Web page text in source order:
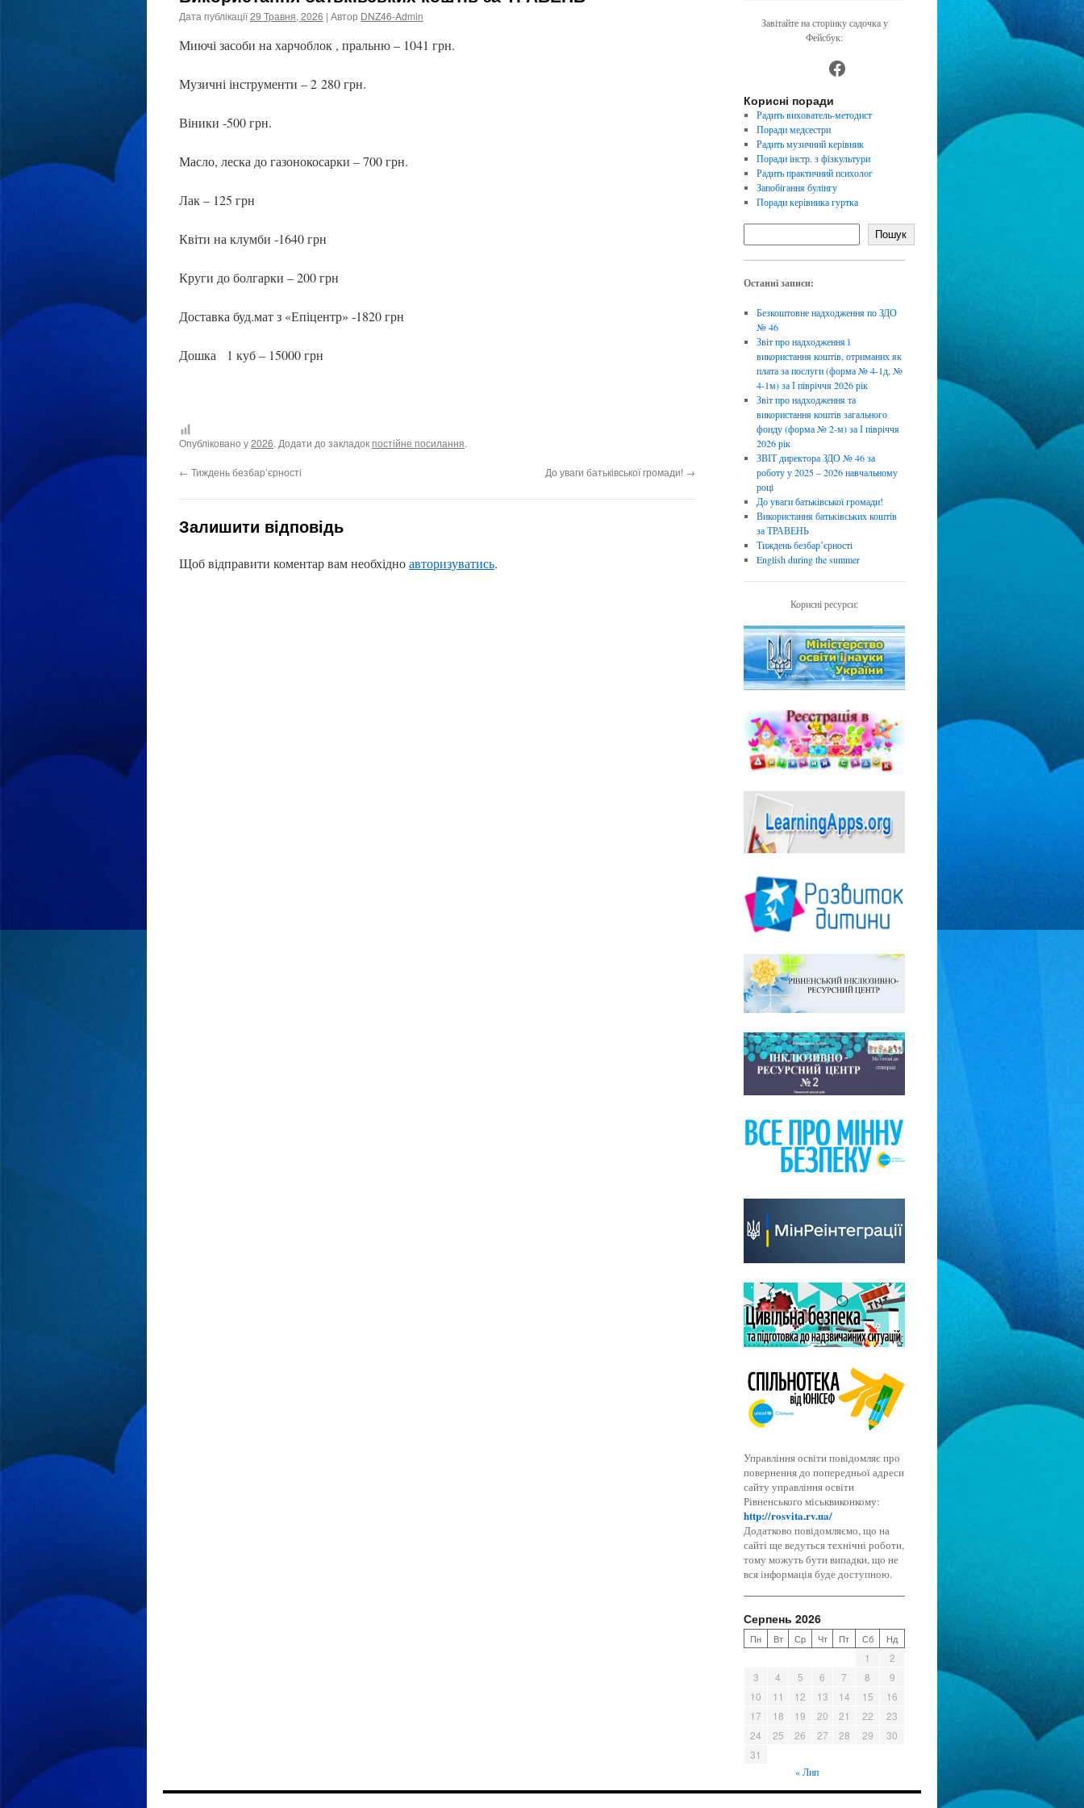
Дата публікації29 Травня, 2026 | Автор DNZ46-Admin
Миючі засоби на харчоблок , пральню – 1041 грн.
Музичні інструменти – 2 280 грн.
Віники -500 грн.
Масло, леска до газонокосарки – 700 грн.
Лак – 125 грн
Квіти на клумби -1640 грн
Круги до болгарки – 200 грн
Доставка буд.матз «Епіцентр» -1820 грн
Дошка 1 куб – 15000 грн
Опубліковано у2026. Додати до закладокпостійне посилання.
← Тиждень безбарʼєрності До уваги батьківської громади! →
Залишити відповідь
Щоб відправити коментар вам необхідноавторизуватись.
Завітайте на сторінку садочка у
Фейсбук:
https://www.facebook.com/
Корисні поради
Радить вихователь-методист
Поради медсестри
Радить музичний керівник
Поради інстр. з фізкультури
Радить практичний психолог
Запобігання булінгу
Поради керівника гуртка
Пошук
Останні записи:
Безкоштовне надходження по ЗДО
№ 46
Звіт про надходження і
використання коштів, отриманих як
плата за послуги (форма № 4-1д, №
4-1м) за І півріччя 2026 рік
Звіт про надходження та
використання коштів загального
фонду (форма № 2-м) за І півріччя
2026 рік
ЗВІТ директора ЗДО № 46 за
роботу у 2025 – 2026 навчальному
році
До уваги батьківської громади!
Використання батьківських коштів
за ТРАВЕНЬ
Тиждень безбарʼєрності
English during the summer
Корисні ресурси:
Управління освіти повідомляє про
повернення до попередньої адреси
сайту управління освіти
Рівненського міськвиконкому:
http://rosvita.rv.ua/
Додатково повідомляємо, що на
сайті ще ведуться технічні роботи,
тому можуть бути випадки, що не
вся інформація буде доступною.
Серпень 2026
Пн Вт Ср Чт Пт Сб Нд
1
2
3
4 5 6 7 8
9
10
11 12 13 14 15
16
17
18 19 20 21 22
23
24
25 26 27 28 29
30
31
« Лип